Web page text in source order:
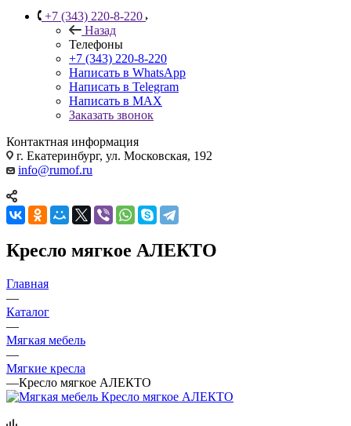
+7 (343) 220-8-220
Назад
Телефоны
+7 (343) 220-8-220
Написать в WhatsApp
Написать в Telegram
Написать в MAX
Заказать звонок
Контактная информация
г. Екатеринбург, ул. Московская, 192
info@rumof.ru
Кресло мягкое АЛЕКТО
Главная
—
Каталог
—
Мягкая мебель
—
Мягкие кресла
—Кресло мягкое АЛЕКТО